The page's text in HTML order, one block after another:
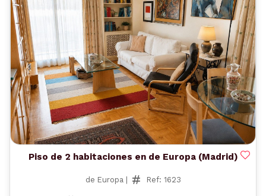
Anterior
Piso de 2 habitaciones en de Europa (Madrid)
de Europa | Ref: 1623